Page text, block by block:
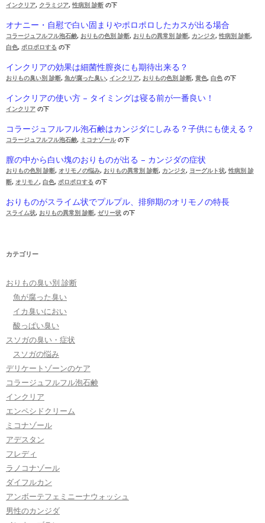
インクリア, クラミジア, 性病別 診断 の下
オナニー・自慰で白い固まりやポロポロしたカスが出る場合
コラージュフルフル泡石鹸, おりもの色別 診断, おりもの異常別 診断, カンジタ, 性病別 診断,
白色, ポロポロする の下
インクリアの効果は細菌性膣炎にも期待出来る？
おりもの臭い別 診断, 魚が腐った臭い, インクリア, おりもの色別 診断, 黄色, 白色 の下
インクリアの使い方 – タイミングは寝る前が一番良い！
インクリア の下
コラージュフルフル泡石鹸はカンジダにしみる？子供にも使える？
コラージュフルフル泡石鹸, ミコナゾールの下
膣の中から白い塊のおりものが出る – カンジダの症状
おりもの色別 診断, オリモノの悩み, おりもの異常別 診断, カンジタ, ヨーグルト状, 性病別 診
断, オリモノ, 白色, ポロポロする の下
おりものがスライム状でプルプル、排卵期のオリモノの特長
スライム状, おりもの異常別 診断, ゼリー状 の下
カテゴリー
おりもの臭い別 診断
魚が腐った臭い
イカ臭いにおい
酸っぱい臭い
スソガの臭い・症状
スソガの悩み
デリケートゾーンのケア
コラージュフルフル泡石鹸
インクリア
エンペシドクリーム
ミコナゾール
アデスタン
フレディ
ラノコナゾール
ダイフルカン
アンボーテフェミニーナウォッシュ
男性のカンジダ